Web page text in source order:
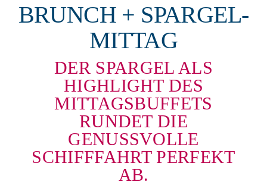
BRUNCH + SPARGEL-
MITTAG
DER SPARGEL ALS
HIGHLIGHT DES
MITTAGSBUFFETS
RUNDET DIE
GENUSSVOLLE
SCHIFFFAHRT PERFEKT
AB.